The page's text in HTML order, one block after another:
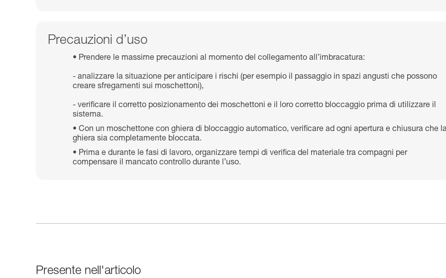
Precauzioni d’uso
Prendere le massime precauzioni al momento del collegamento all’imbracatura:
- analizzare la situazione per anticipare i rischi (per esempio il passaggio in spazi angusti che possono
creare sfregamenti sui moschettoni),
- verificare il corretto posizionamento dei moschettoni e il loro corretto bloccaggio prima di utilizzare il
sistema.
Con un moschettone con ghiera di bloccaggio automatico, verificare ad ogni apertura e chiusura che
ghiera sia completamente bloccata.
Prima e durante le fasi di lavoro, organizzare tempi di verifica del materiale tra compagni per
compensare il mancato controllo durante l’uso.
Presente nell'articolo